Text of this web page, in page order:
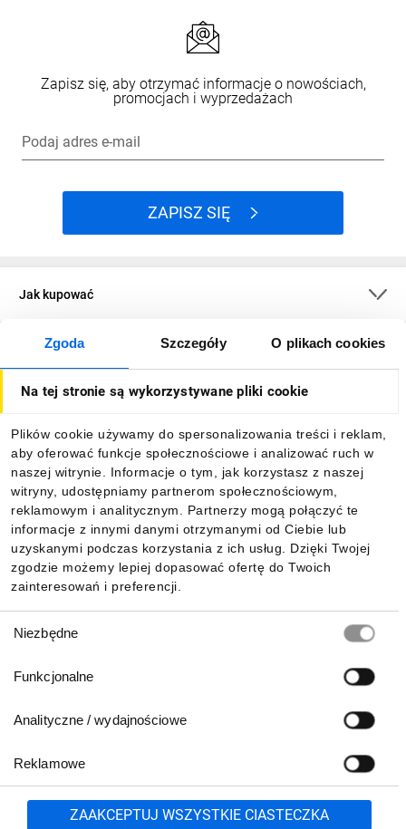
Zgoda Szczegóły O plikach cookies
Na tej stronie są wykorzystywane pliki cookie
Plików cookie używamy do spersonalizowania treści i reklam,
aby oferować funkcje społecznościowe i analizować ruch w
naszej witrynie. Informacje o tym, jak korzystasz z naszej
witryny, udostępniamy partnerom społecznościowym,
reklamowym i analitycznym. Partnerzy mogą połączyć te
informacje z innymi danymi otrzymanymi od Ciebie lub
uzyskanymi podczas korzystania z ich usług. Dzięki Twojej
zgodzie możemy lepiej dopasować ofertę do Twoich
zainteresowań i preferencji.
zgody
Niezbędne
Funkcjonalne
Analityczne / wydajnościowe
Reklamowe
ZAAKCEPTUJ WSZYSTKIE CIASTECZKA
Zapisz się, aby otrzymać informacje o nowościach,
promocjach i wyprzedażach
Podaj adres e-mail
ZAPISZ SIĘ
Jak kupować
O firmie
Informacje
Pobierz naszą aplikację mobilną:
801 500 700 lub
71 37 61 600